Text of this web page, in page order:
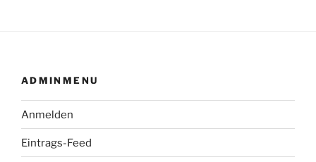
ADMINMENU
Anmelden
Eintrags-Feed